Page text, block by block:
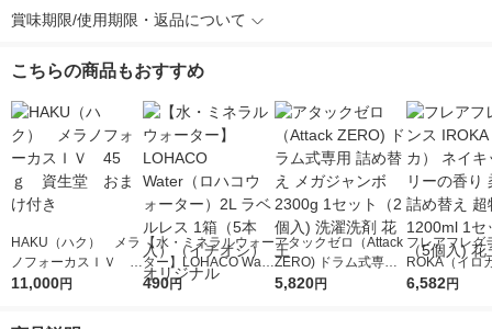
賞味期限/使用期限・返品について
こちらの商品もおすすめ
HAKU（ハク） メラ
ノフォーカスＩＶ 4
5ｇ 資生堂 おまけ
11,000円
【水・ミネラルウォー
ター】LOHACO Wate
r（ロハコウォータ
490円
アタックゼロ（Attack
ZERO) ドラム式専用
詰め替え メガジャン
5,820円
フレアフレグ
ROKA（イロ
イキッドリリ
6,582円